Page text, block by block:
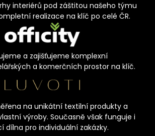
interiérů pod záštitou našeho týmu
realizace na klíč po celé ČR.
a zajišťujeme komplexní
a komerčních prostor na klíč.
na unikátní textilní produkty a
výroby. Současně však funguje i
dílna pro individuální zakázky.